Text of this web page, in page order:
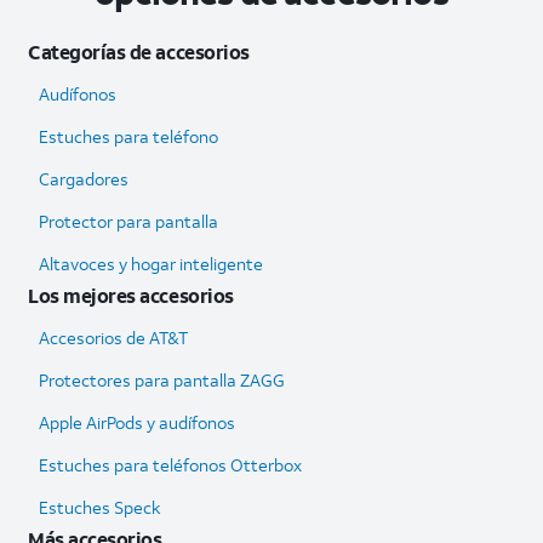
Categorías de accesorios
Audífonos
Estuches para teléfono
Cargadores
Protector para pantalla
Altavoces y hogar inteligente
Los mejores accesorios
Accesorios de AT&T
Protectores para pantalla ZAGG
Apple AirPods y audífonos
Estuches para teléfonos Otterbox
Estuches Speck